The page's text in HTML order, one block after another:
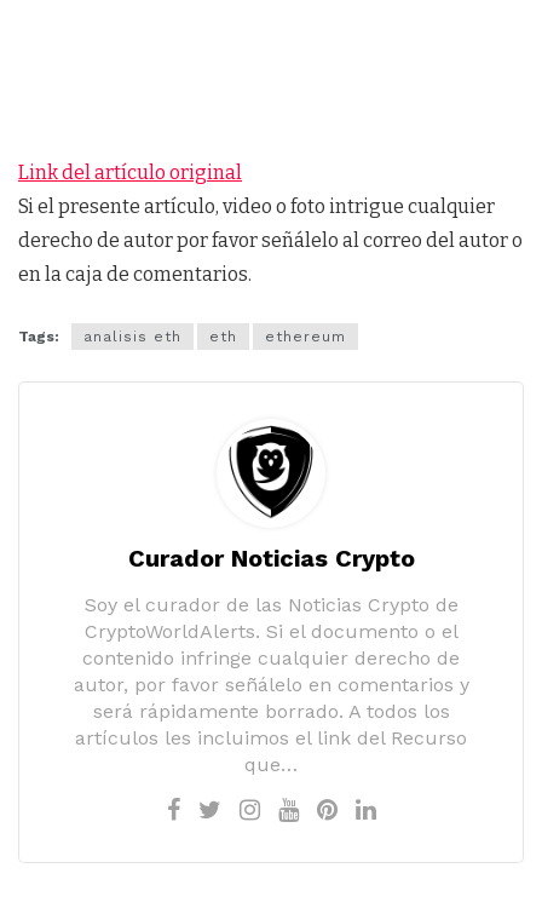
Link del artículo original
Si el presente artículo, video o foto intrigue cualquier
derecho de autor por favor señálelo al correo del autor o
en la caja de comentarios.
Tags: analisis eth eth ethereum
Curador Noticias Crypto
Soy el curador de las Noticias Crypto de
CryptoWorldAlerts. Si el documento o el
contenido infringe cualquier derecho de
autor, por favor señálelo en comentarios y
será rápidamente borrado. A todos los
artículos les incluimos el link del Recurso
que…